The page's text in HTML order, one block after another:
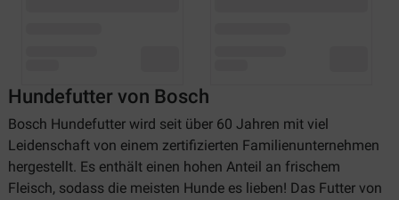
Hundefutter von Bosch
Bosch Hundefutter wird seit über 60 Jahren mit viel
Leidenschaft von einem zertifizierten Familienunternehmen
hergestellt. Es enthält einen hohen Anteil an frischem
Fleisch, sodass die meisten Hunde es lieben! Das Futter von